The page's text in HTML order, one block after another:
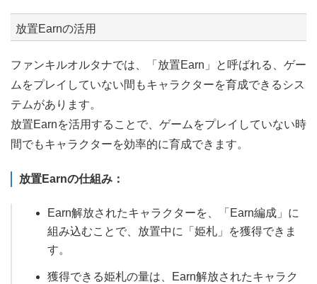
放置Earnの活用
ファンキルオルタナでは、「放置Earn」と呼ばれる、ゲー
ムをプレイしていない間もキャラクターを育成できるシス
テムがあります。
放置Earnを活用することで、ゲームをプレイしていない時
間でもキャラクターを効率的に育成できます。
放置Earnの仕組み：
Earn解放されたキャラクターを、「Earn編成」に
組み込むことで、放置中に「姫札」を獲得できま
す。
獲得できる姫札の量は、Earn解放されたキャラク